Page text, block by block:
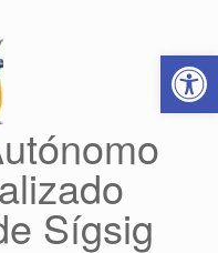
Abrir
Sígsig